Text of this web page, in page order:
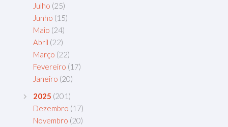
Julho (25)
Junho (15)
Maio (24)
Abril (22)
Março (22)
Fevereiro (17)
Janeiro (20)
2025 (201)
Dezembro (17)
Novembro (20)